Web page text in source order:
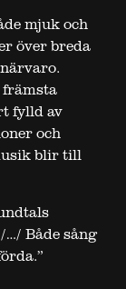
mjuk och
över breda
främsta
fylld av
och
blir till
Både sång